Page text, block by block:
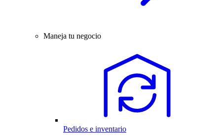
Maneja tu negocio
Pedidos e inventario